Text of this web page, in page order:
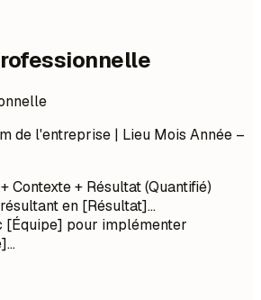
de l'entreprise | Lieu Mois Année –
Contexte + Résultat (Quantifié)
en [Résultat]...
[Équipe] pour implémenter